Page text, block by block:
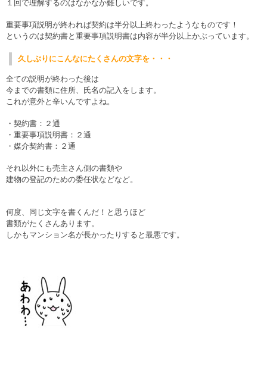
１回で理解するのはなかなか難しいです。
重要事項説明が終われば契約は半分以上終わったようなものです！
というのは契約書と重要事項説明書は内容が半分以上かぶっています。
久しぶりにこんなにたくさんの文字を・・・
全ての説明が終わった後は
今までの書類に住所、氏名の記入をします。
これが意外と辛いんですよね。
・契約書：２通
・重要事項説明書：２通
・媒介契約書：２通
それ以外にも売主さん側の書類や
建物の登記のための委任状などなど。
何度、同じ文字を書くんだ！と思うほど
書類がたくさんあります。
しかもマンション名が長かったりすると最悪です。